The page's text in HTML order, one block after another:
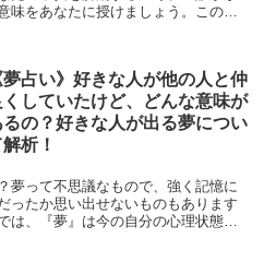
味をあなたに授けましょう。この記
夢占い》好きな人が他の人と仲
くしていたけど、どんな意味が
るの？好きな人が出る夢につい
析！
夢って不思議なもので、強く記憶に
ったか思い出せないものもあります
は、『夢』は今の自分の心理状態を